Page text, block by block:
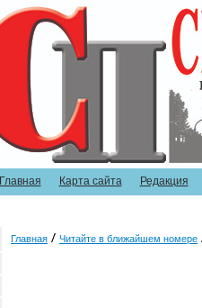
Главная Карта сайта Редакция
Главная Читайте в ближайшем номере